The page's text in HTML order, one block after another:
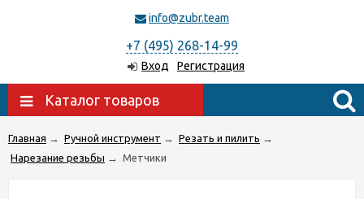
info@zubr.team
+7 (495) 268-14-99
Вход Регистрация
Каталог товаров
Главная → Ручной инструмент → Резать и пилить →
Нарезание резьбы → Метчики